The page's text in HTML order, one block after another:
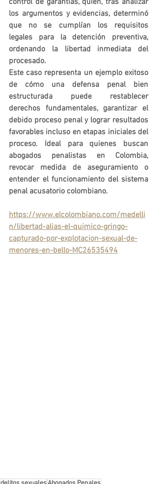
control de garantías, quien, tras analizar
los argumentos y evidencias, determinó
que no se cumplían los requisitos
legales para la detención preventiva,
ordenando la libertad inmediata del
procesado.
Este caso representa un ejemplo exitoso
de cómo una defensa penal bien
estructurada puede restablecer
derechos fundamentales
, garantizar el
debido proceso penal y lograr resultados
favorables incluso en etapas iniciales del
abogados penalistas en Colombia
revocar medida de aseguramiento o
entender el funcionamiento del sistema
penal acusatorio colombiano.
https://www.elcolombiano.com/medelli
n/libertad-alias-el-quimico-gringo-
capturado-por-explotacion-sexual-de-
menores-en-bello-MC26535494